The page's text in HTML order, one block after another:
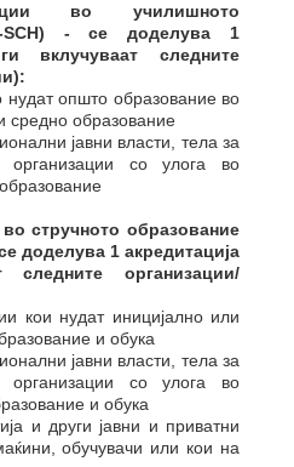
во училишното
SCH) - се доделува 1
вклучуваат следните
општо образование во
средно образование
јавни власти, тела за
организации со улога во
стручното образование
доделува 1 акредитација
организации/
нудат иницијално или
и обука
јавни власти, тела за
организации со улога во
и обука
јавни и приватни
обучувачи или кои на